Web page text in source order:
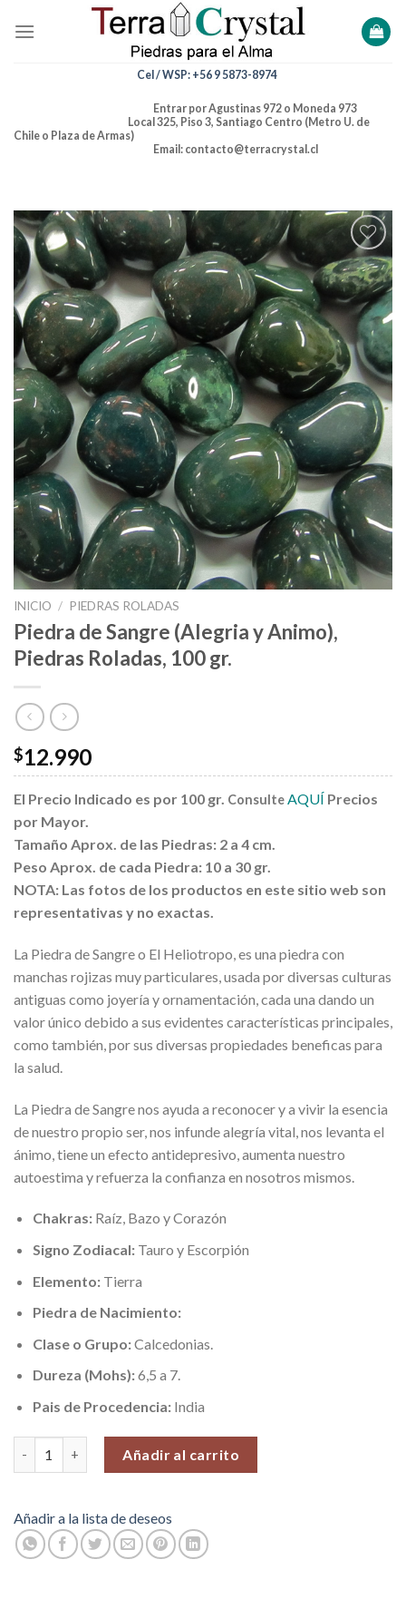
Cel / WSP: +56 9 5873-8974
Entrar por Agustinas 972 o Moneda 973
Local 325, Piso 3, Santiago Centro (Metro U. de
Chile o Plaza de Armas)
Email: contacto@terracrystal.cl
Añadir
a la
lista de
deseos
INICIO / PIEDRAS ROLADAS
Piedra de Sangre (Alegria y Animo),
Piedras Roladas, 100 gr.
$12.990
El Precio Indicado es por 100 gr. ConsulteAQUÍ Precios
por Mayor.
Tamaño Aprox. de las Piedras: 2 a 4 cm.
Peso Aprox. de cada Piedra: 10 a 30 gr.
NOTA: Las fotos de los productos en este sitio web son
representativas y no exactas.
La Piedra de Sangre o El Heliotropo, es una piedra con
manchas rojizas muy particulares, usada por diversas culturas
antiguas como joyería y ornamentación, cada una dando un
valor único debido a sus evidentes características principales,
como también, por sus diversas propiedades beneficas para
la salud.
La Piedra de Sangre nos ayuda a reconocer y a vivir la esencia
de nuestro propio ser, nos infunde alegría vital, nos levanta el
ánimo, tiene un efecto antidepresivo, aumenta nuestro
autoestima y refuerza la confianza en nosotros mismos.
Chakras:Raíz, Bazo y Corazón
Signo Zodiacal: Tauro y Escorpión
Elemento:Tierra
Piedra de Nacimiento:
Clase o Grupo:Calcedonias.
Dureza (Mohs):6,5 a 7.
Pais de Procedencia:India
Añadir al carrito
Añadir a la lista de deseos